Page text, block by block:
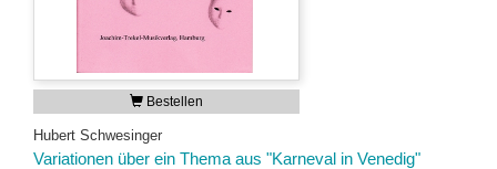
Bestellen
Hubert Schwesinger
Variationen über ein Thema aus "Karneval in Venedig"